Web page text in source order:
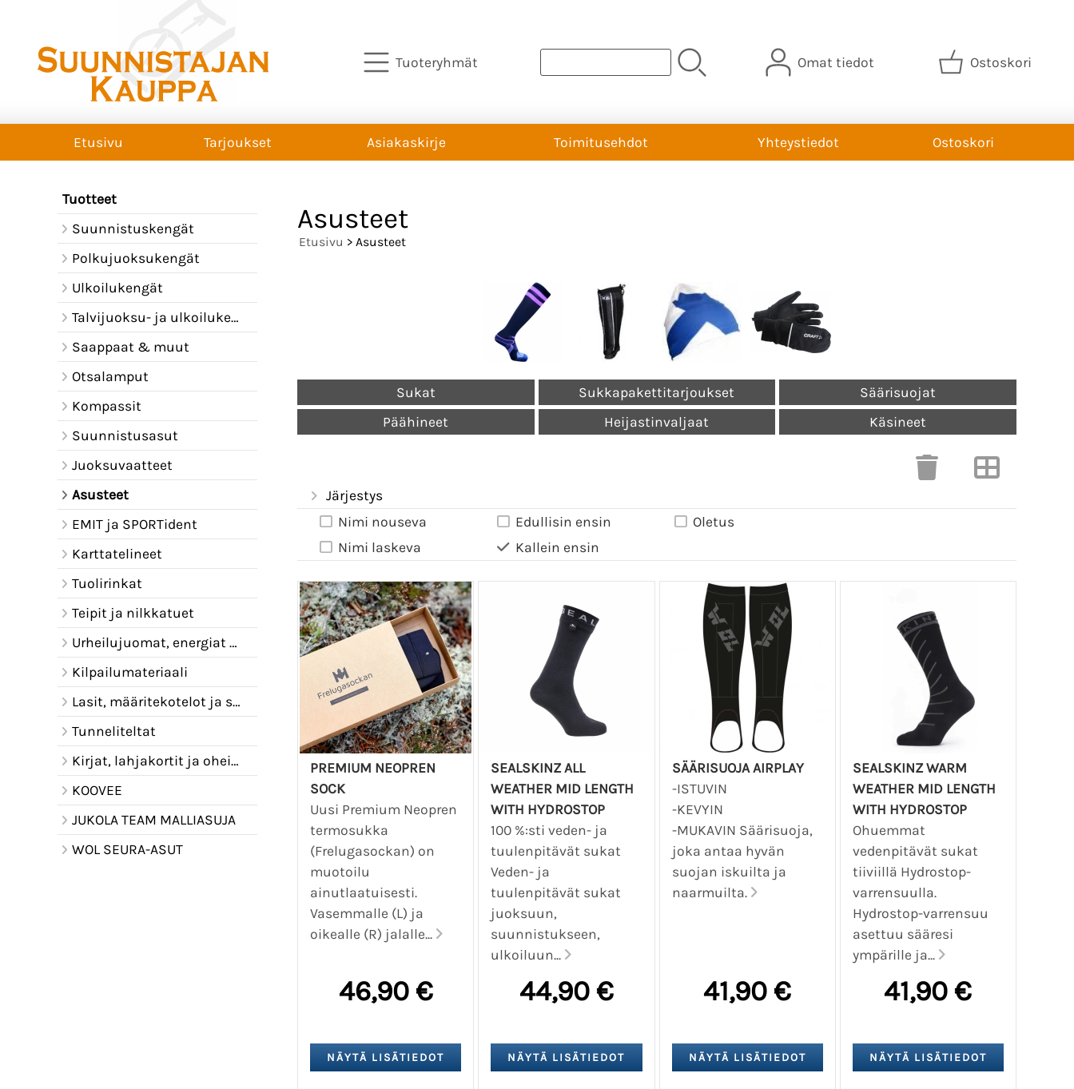
Tuoteryhmät Omat tiedot Ostoskori
Etusivu Tarjoukset Asiakaskirje Toimitusehdot Yhteystiedot Ostoskori
Tuotteet
Suunnistuskengät
Polkujuoksukengät
Ulkoilukengät
Talvijuoksu- ja ulkoilukengät
Saappaat & muut
Otsalamput
Kompassit
Suunnistusasut
Juoksuvaatteet
Asusteet
EMIT ja SPORTident
Karttatelineet
Tuolirinkat
Teipit ja nilkkatuet
Urheilujuomat, energiat ja juomavyöt
Kilpailumateriaali
Lasit, määritekotelot ja sadelipat
Tunneliteltat
Kirjat, lahjakortit ja oheistuotteet
KOOVEE
JUKOLA TEAM MALLIASUJA
WOL SEURA-ASUT
Asusteet
Etusivu > Asusteet
Sukat Sukkapakettitarjoukset
Säärisuojat
Päähineet
Heijastinvaljaat Käsineet
Järjestys
Nimi nouseva
Nimi laskeva
Edullisin ensin
Kallein ensin
Oletus
PREMIUM NEOPREN
SOCK
Uusi Premium Neopren
termosukka
(Frelugasockan) on
muotoilu
ainutlaatuisesti.
Vasemmalle (L) ja
oikealle (R) jalalle...
46,90 €
SEALSKINZ ALL
WEATHER MID LENGTH
WITH HYDROSTOP
100 %:sti veden- ja
tuulenpitävät sukat
Veden- ja
tuulenpitävät sukat
juoksuun,
suunnistukseen,
ulkoiluun...
44,90 €
SÄÄRISUOJA AIRPLAY
-ISTUVIN
-KEVYIN
-MUKAVIN Säärisuoja,
joka antaa hyvän
suojan iskuilta ja
naarmuilta.
41,90 €
SEALSKINZ WARM
WEATHER MID LENGTH
WITH HYDROSTOP
Ohuemmat
vedenpitävät sukat
tiiviillä Hydrostop-
varrensuulla.
Hydrostop-varrensuu
asettuu sääresi
ympärille ja...
41,90 €